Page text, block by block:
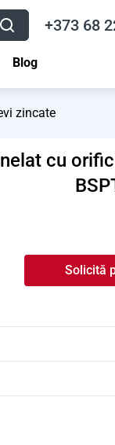
+373 68
Blog
zincate
cu
Solicită